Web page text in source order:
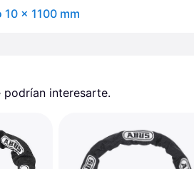
x 1100 mm
interesarte.